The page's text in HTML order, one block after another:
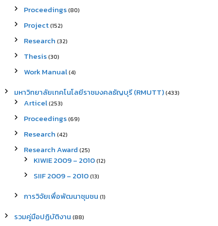
Proceedings(80)
Project(152)
Research (32)
Thesis(30)
Work Manual(4)
มหาวิทยาลัยเทคโนโลยีราชมงคลธัญบุรี (RMUTT)(433)
Articel(253)
Proceedings(69)
Research (42)
Research Award (25)
KIWIE 2009 – 2010(12)
SIIF 2009 – 2010(13)
การวิจัยเพื่อพัฒนาชุมชน (1)
รวมคู่มือปฏิบัติงาน (88)